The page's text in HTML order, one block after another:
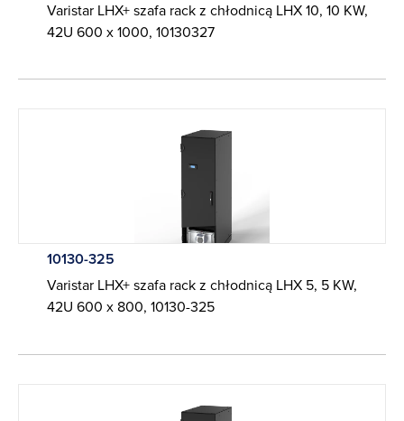
Varistar LHX+ szafa rack z chłodnicą LHX 10, 10 KW,
42U 600 x 1000, 10130327
10130-325
Varistar LHX+ szafa rack z chłodnicą LHX 5, 5 KW,
42U 600 x 800, 10130-325